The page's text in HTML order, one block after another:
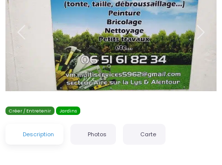
Précédent
Créer / Entretenir Jardins
Description Photos Carte